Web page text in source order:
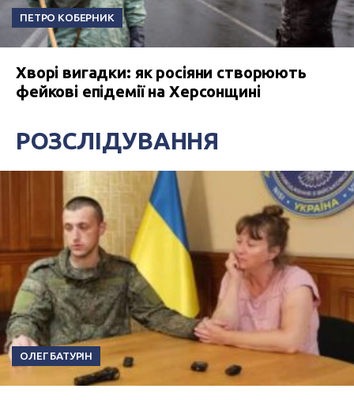
ПЕТРО КОБЕРНИК
Хворі вигадки: як росіяни створюють
фейкові епідемії на Херсонщині
РОЗСЛІДУВАННЯ
ОЛЕГ БАТУРІН